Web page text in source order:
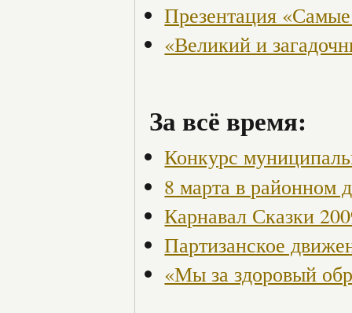
Презентация
«Великий и
За всё время:
Конкурс
8 марта в районном
Карнавал Сказки
Партизанское
«Мы за здоровый